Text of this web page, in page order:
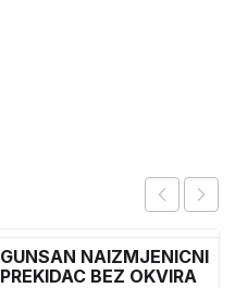
GUNSAN NAIZMJENICNI
PREKIDAC BEZ OKVIRA